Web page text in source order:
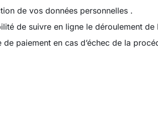
de vos données personnelles .
de suivre en ligne le déroulement
de paiement en cas d’échec de la